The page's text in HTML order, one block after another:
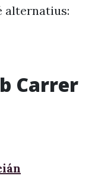
alternatius:
Carrer